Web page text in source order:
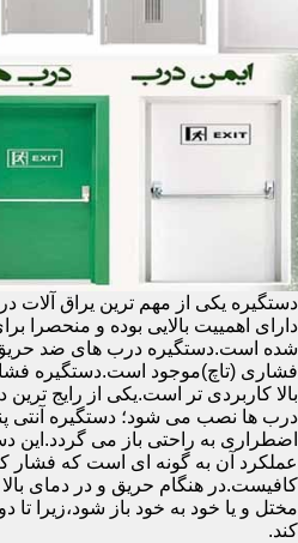
دستگیره یکی از مهم ترین یراق
دارای اهمییت بالایی بوده و منحصرا
شده است.دستگیره درب های ضد حریق
فشاری (تاچ)موجود است.دستگیره
بالا کاربردی تر است.یکی از رایج
درب ها نصب می شود؛ دستگیره آنتی
اضطراری به راحتی باز می گردد.این
عملکرد آن به گونه ای است که فشار
کافیست.در هنگام حریق و در دمای بالا
مختل و یا خود به خود باز شود،زیرا
کند.